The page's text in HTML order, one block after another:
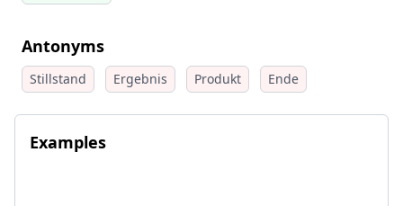
Antonyms
Stillstand Ergebnis Produkt Ende
Examples